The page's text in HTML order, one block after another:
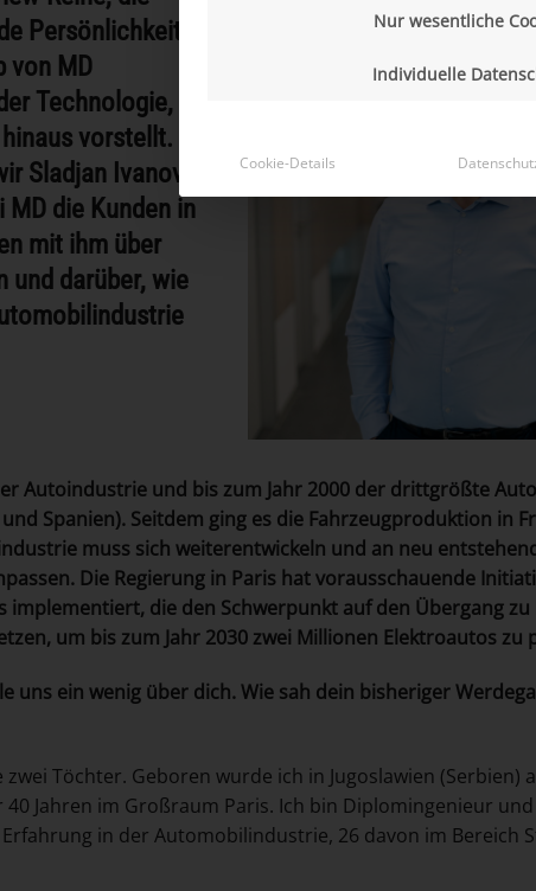
Persönlichkeiten
von MD
Technologie,
vorstellt. In
Sladjan Ivanovic
die Kunden in
mit ihm über
und darüber, wie
Autoindustrie und bis zum Jahr 2000 der drittgrößte
Spanien). Seitdem ging es die Fahrzeugproduktion in
muss sich weiterentwickeln und an neu
Die Regierung in Paris hat vorausschauende
implementiert, die den Schwerpunkt auf den Übergang
um bis zum Jahr 2030 zwei Millionen Elektroautos zu
uns ein wenig über dich. Wie sah dein bisheriger
Töchter. Geboren wurde ich in Jugoslawien (Serbien)
40 Jahren im Großraum Paris. Ich bin Diplomingenieur
Erfahrung in der Automobilindustrie, 26 davon im Bereich
Nur wesentliche
Individuelle
Cookie-Details